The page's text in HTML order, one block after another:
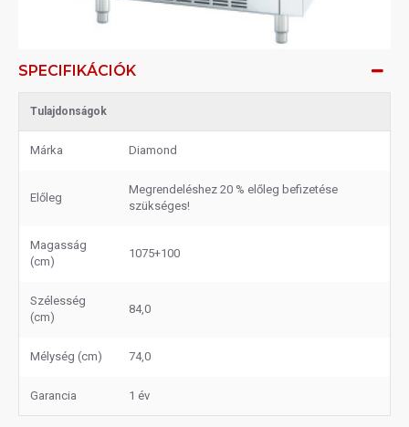
SPECIFIKÁCIÓK
Tulajdonságok
Márka Diamond
Előleg
Megrendeléshez 20 % előleg befizetése
szükséges!
Magasság
(cm)
1075+100
Szélesség
(cm)
84,0
Mélység (cm) 74,0
Garancia 1 év